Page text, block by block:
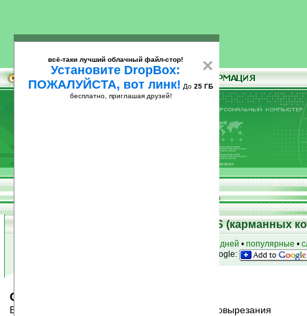
25
Скачать программы для Palm OS (карманных
за 7 дней • популярные •
на Google:
ColorPack 1.0
Борьба за свободную память КПК, путём цветовырезания
×
всё-таки лучший облачный файл-стор!
Установите DropBox:
ПОЖАЛУЙСТА, вот линк! До 25 ГБ
бесплатно, приглашая друзей!